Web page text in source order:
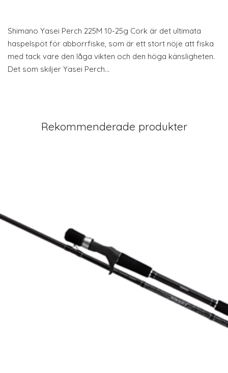
Shimano Yasei Perch 225M 10-25g Cork är det ultimata
haspelspöt för abborrfiske, som är ett stort nöje att fiska
med tack vare den låga vikten och den höga känsligheten.
Det som skiljer Yasei Perch…
Rekommenderade produkter